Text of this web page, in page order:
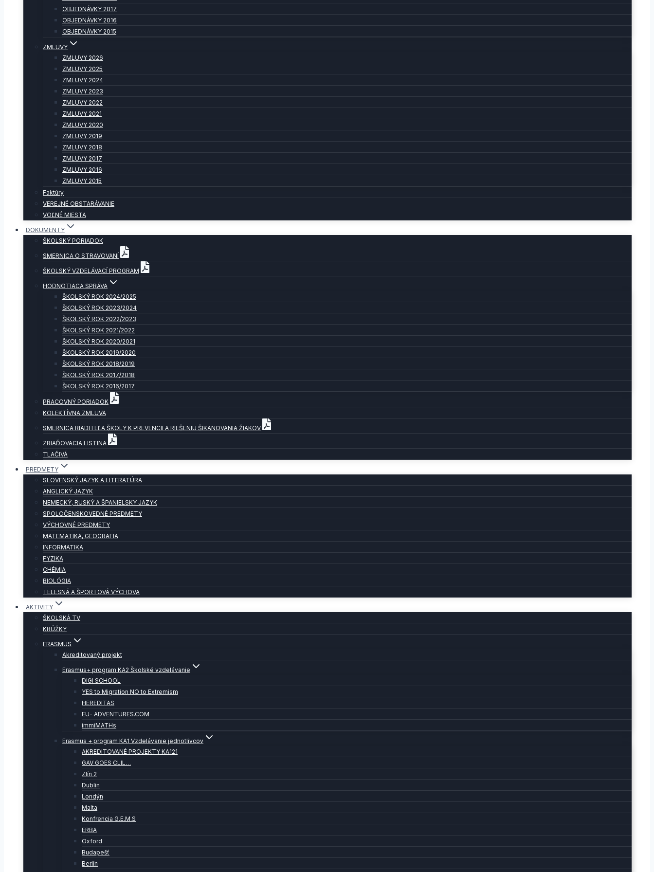
OBJEDNÁVKY 2017
OBJEDNÁVKY 2016
OBJEDNÁVKY 2015
ZMLUVY
ZMLUVY 2026
ZMLUVY 2025
ZMLUVY 2024
ZMLUVY 2023
ZMLUVY 2022
ZMLUVY 2021
ZMLUVY 2020
ZMLUVY 2019
ZMLUVY 2018
ZMLUVY 2017
ZMLUVY 2016
ZMLUVY 2015
Faktúry
VEREJNÉ OBSTARÁVANIE
VOĽNÉ MIESTA
DOKUMENTY
ŠKOLSKÝ PORIADOK
SMERNICA O STRAVOVANÍ
ŠKOLSKÝ VZDELÁVACÍ PROGRAM
HODNOTIACA SPRÁVA
ŠKOLSKÝ ROK 2024/2025
ŠKOLSKÝ ROK 2023/2024
ŠKOLSKÝ ROK 2022/2023
ŠKOLSKÝ ROK 2021/2022
ŠKOLSKÝ ROK 2020/2021
ŠKOLSKÝ ROK 2019/2020
ŠKOLSKÝ ROK 2018/2019
ŠKOLSKÝ ROK 2017/2018
ŠKOLSKÝ ROK 2016/2017
PRACOVNÝ PORIADOK
KOLEKTÍVNA ZMLUVA
SMERNICA RIADITEĽA ŠKOLY K PREVENCII A RIEŠENIU ŠIKANOVANIA ŽIAKOV
ZRIAĎOVACIA LISTINA
TLAČIVÁ
PREDMETY
SLOVENSKÝ JAZYK A LITERATÚRA
ANGLICKÝ JAZYK
NEMECKÝ, RUSKÝ A ŠPANIELSKY JAZYK
SPOLOČENSKOVEDNÉ PREDMETY
VÝCHOVNÉ PREDMETY
MATEMATIKA, GEOGRAFIA
INFORMATIKA
FYZIKA
CHÉMIA
BIOLÓGIA
TELESNÁ A ŠPORTOVÁ VÝCHOVA
AKTIVITY
ŠKOLSKÁ TV
KRÚŽKY
ERASMUS
Akreditovaný projekt
Erasmus+ program KA2 Školské vzdelávanie
DIGI SCHOOL
YES to Migration NO to Extremism
HEREDITAS
EU- ADVENTURES.COM
immiMATHs
Erasmus + program KA1 Vzdelávanie jednotlivcov
AKREDITOVANÉ PROJEKTY KA121
GAV GOES CLIL…
Zlín 2
Dublin
Londýn
Malta
Konfrencia G.E.M.S
ERBA
Oxford
Budapešť
Berlín